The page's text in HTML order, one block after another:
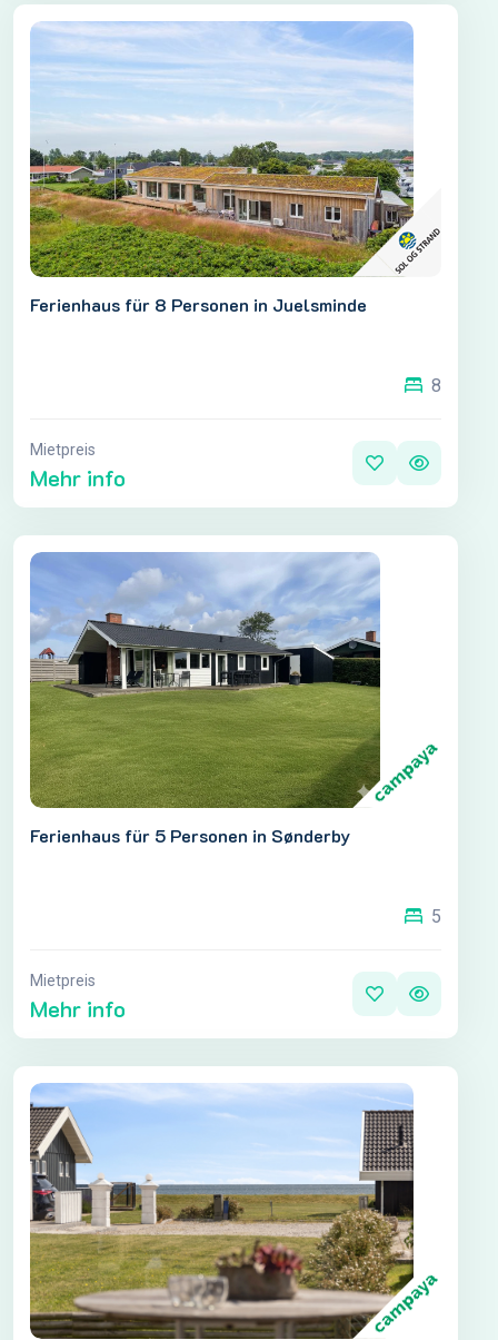
Ferienhaus für 8 Personen in Juelsminde
8
Mietpreis
Mehr info
Ferienhaus für 5 Personen in Sønderby
5
Mietpreis
Mehr info